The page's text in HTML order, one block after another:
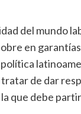
del mundo
en
de dar
que debe